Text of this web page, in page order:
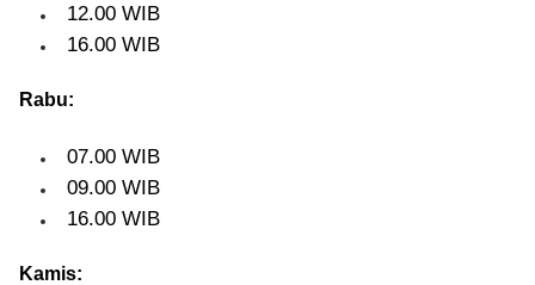
12.00 WIB
16.00 WIB
Rabu:
07.00 WIB
09.00 WIB
16.00 WIB
Kamis: